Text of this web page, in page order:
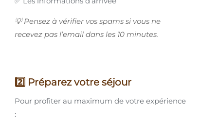
💡 Pensez à vérifier vos spams si vous ne
recevez pas l’email dans les 10 minutes.
2️⃣ Préparez votre séjour
Pour profiter au maximum de votre expérience
: